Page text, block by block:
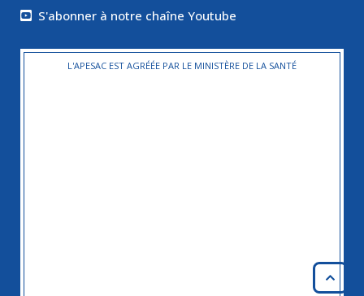
S'abonner à notre chaîne Youtube
L'APESAC EST AGRÉÉE PAR LE MINISTÈRE DE LA SANTÉ